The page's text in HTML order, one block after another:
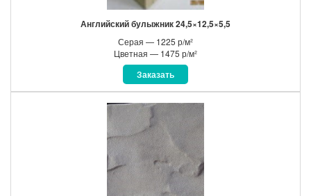
Английский булыжник 24,5×12,5×5,5
Серая — 1225 р/м²
Цветная — 1475 р/м²
Заказать